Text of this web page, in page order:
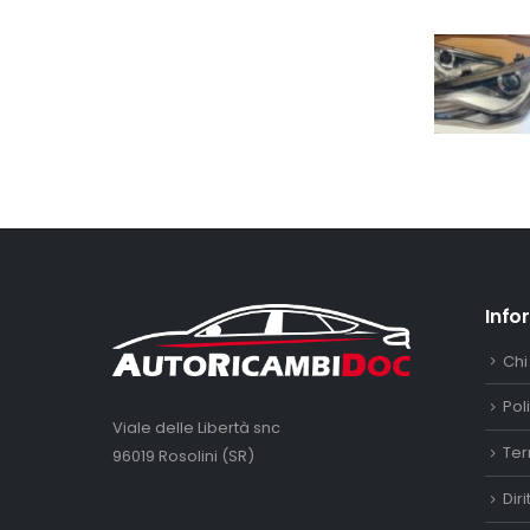
Viale delle Libertà snc
96019 Rosolini (SR)